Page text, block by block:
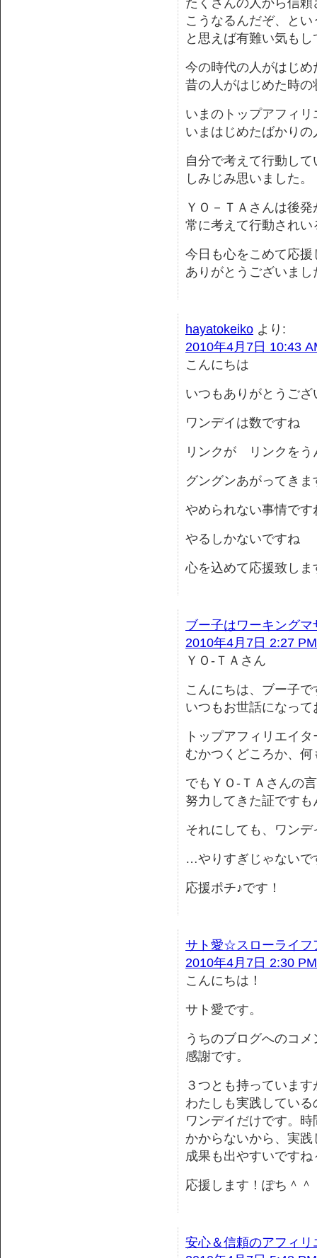
たくさんの人から信
こうなるんだぞ、と
と思えば有難い気も
今の時代の人がはじ
昔の人がはじめた時
いまのトップアフィ
いまはじめたばかり
自分で考えて行動し
しみじみ思いました。
ＹＯ－ＴＡさんは後
常に考えて行動され
今日も心をこめて応
ありがとうございまし
hayatokeiko より:
2010年4月7日 10:43
こんにちは
いつもありがとうござ
ワンデイは数ですね
リンクが リンクをう
グングンあがってきま
やめられない事情です
やるしかないですね
心を込めて応援致しま
ブー子はワーキングマ
2010年4月7日 2:27 PM
ＹＯ-ＴＡさん
こんにちは、ブー子で
いつもお世話になって
トップアフィリエイ
むかつくどころか、
でもＹＯ-ＴＡさんの
努力してきた証ですも
それにしても、ワン
…やりすぎじゃないで
応援ポチ♪です！
サト愛☆スローライフ
2010年4月7日 2:30 PM
こんにちは！
サト愛です。
うちのブログへのコ
感謝です。
３つとも持っています
わたしも実践している
ワンデイだけです。時
かからないから、実践
成果も出やすいですね
応援します！ぽち＾＾
安心＆信頼のアフィ